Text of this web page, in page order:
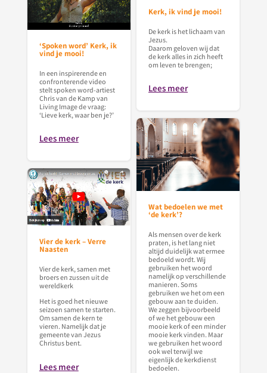
Kerk, ik vind je mooi!
De kerk is het lichaam van
Jezus.
Daarom geloven wij dat
de kerk alles in zich heeft
om leven te brengen;
Lees meer
‘Spoken word’ Kerk, ik
vind je mooi!
In een inspirerende en
confronterende video
stelt spoken word-artiest
Chris van de Kamp van
Living Image de vraag:
‘Lieve kerk, waar ben je?’
Lees meer
Wat bedoelen we met
‘de kerk’?
Als mensen over de kerk
praten, is het lang niet
altijd duidelijk wat ermee
bedoeld wordt. Wij
gebruiken het woord
namelijk op verschillende
manieren. Soms
gebruiken we het om een
gebouw aan te duiden.
We zeggen bijvoorbeeld
of we het gebouw een
mooie kerk of een minder
mooie kerk vinden. Maar
we gebruiken het woord
ook wel terwijl we
eigenlijk de kerkdienst
bedoelen.
Vier de kerk – Verre
Naasten
Vier de kerk, samen met
broers en zussen uit de
wereldkerk
Het is goed het nieuwe
seizoen samen te starten.
Om samen de kern te
vieren. Namelijk dat je
gemeente van Jezus
Christus bent.
Lees meer